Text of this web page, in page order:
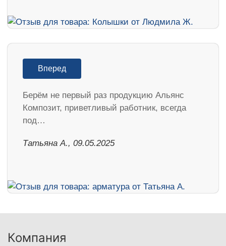
Вперед
Берём не первый раз продукцию Альянс
Композит, приветливый работник, всегда
под…
Татьяна А., 09.05.2025
Компания